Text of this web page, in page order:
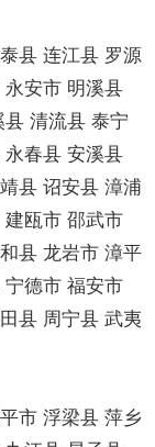
县 连江县 罗源
安市 明溪县
清流县 泰宁
春县 安溪县
县 诏安县 漳浦
瓯市 邵武市
县 龙岩市 漳平
德市 福安市
县 周宁县 武夷
市 浮梁县 萍乡